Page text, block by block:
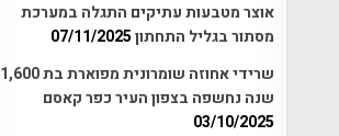
אוצר מטבעות עתיקים התגלה במערכת
מסתור בגליל התחתון07/11/2025
שרידי אחוזה שומרונית מפוארת בת 1,600
שנה נחשפה בצפון העיר כפר קאסם
03/10/2025